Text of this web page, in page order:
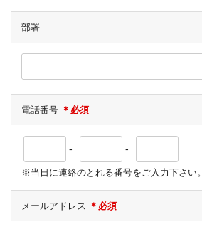
部署
電話番号 ＊必須
- -
※当日に連絡のとれる番号をご入力下さい。
メールアドレス ＊必須